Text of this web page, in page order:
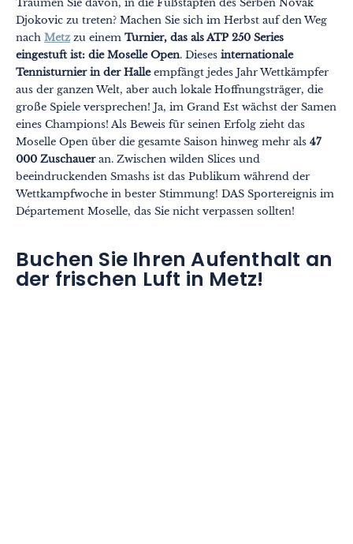
Djokovic zu treten? Machen Sie sich im Herbst auf den Weg
nach Metz zu einem Turnier, das als ATP 250 Series
eingestuft ist: die Moselle Open. Dieses internationale
Tennisturnier in der Halleempfängt jedes Jahr Wettkämpfer
aus der ganzen Welt, aber auch lokale Hoffnungsträger, die
große Spiele versprechen! Ja, im Grand Est wächst der Samen
eines Champions! Als Beweis für seinen Erfolg zieht das
Moselle Open über die gesamte Saison hinweg mehr als 47
000 Zuschaueran. Zwischen wilden Slices und
beeindruckenden Smashs ist das Publikum während der
Wettkampfwoche in bester Stimmung! DAS Sportereignis im
Département Moselle, das Sie nicht verpassen sollten!
Buchen Sie Ihren Aufenthalt an
der frischen Luft in Metz!